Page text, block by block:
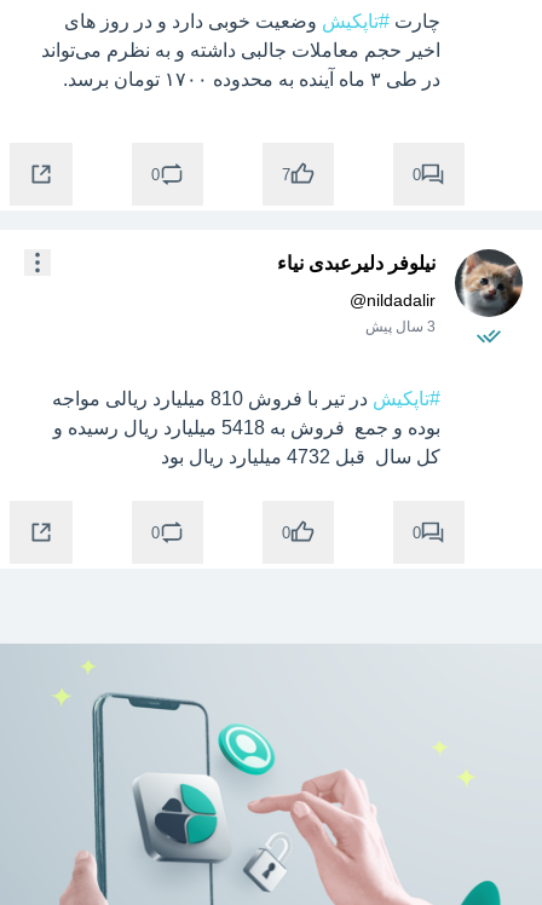
چارت #تاپکیش
در طی ۳ ماه آینده به محدوده ۱۷۰۰ تومان برسد.
0
7
0
نیلوفر دلیرعبدی نیاء
@nildadalir
3 سال پیش
#تاپکیش
کل سال  قبل 4732 میلیارد ریال بود
0
0
0